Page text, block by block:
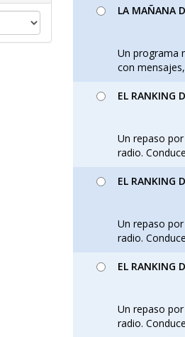
LA MAÑANA
Un programa
con
EL RANKING
Un repaso
radio.
EL RANKING
Un repaso
radio.
EL RANKING
Un repaso
radio.